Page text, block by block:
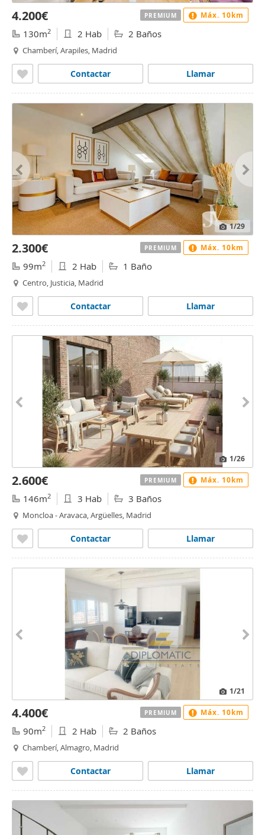
4.200€
130m2 2 Hab 2 Baños
Chamberí, Arapiles, Madrid
Llamar
Contactar
PREMIUM Máx. 10km
1/29
2.300€
99m2 2 Hab 1 Baño
Centro, Justicia, Madrid
Llamar
Contactar
PREMIUM Máx. 10km
1/26
2.600€
146m2 3 Hab 3 Baños
Moncloa - Aravaca, Argüelles, Madrid
Llamar
Contactar
PREMIUM Máx. 10km
1/21
4.400€
90m2 2 Hab 2 Baños
Chamberí, Almagro, Madrid
Llamar
Contactar
PREMIUM Máx. 10km